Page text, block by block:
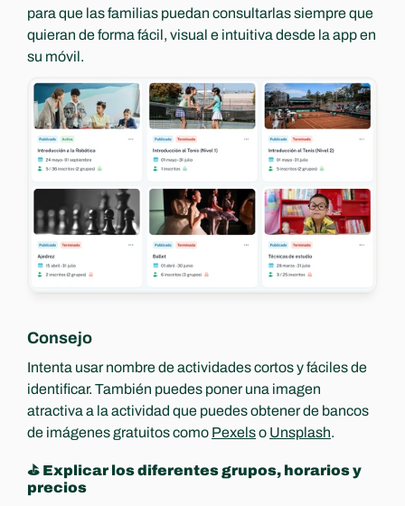
para que las familias puedan consultarlas siempre que
quieran de forma fácil, visual e intuitiva desde la app en
su móvil.
Consejo
Intenta usar nombre de actividades cortos y fáciles de
identificar. También puedes poner una imagen
atractiva a la actividad que puedes obtener de bancos
de imágenes gratuitos como Pexels o Unsplash.
⛳️ Explicar los diferentes grupos, horarios y
precios